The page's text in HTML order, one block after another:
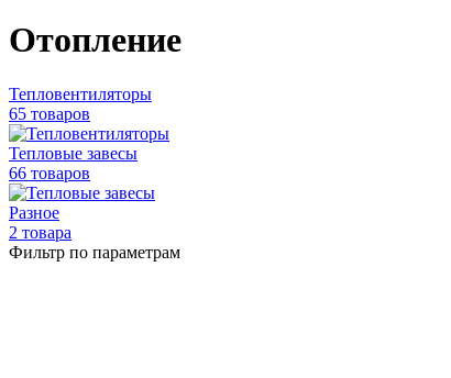
Отопление
Тепловентиляторы
65 товаров
Тепловые завесы
66 товаров
Разное
2 товара
Фильтр по параметрам